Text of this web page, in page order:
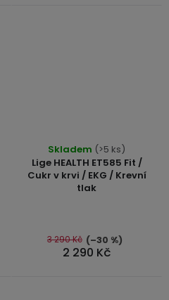
Lige HEALTH ET585 Fit /
Cukr v krvi / EKG / Krevní
tlak
hodnocení
produktu
je
5
hvězdiček.
Skladem (>5 ks)
2 290 Kč
3 290 Kč (–30 %)